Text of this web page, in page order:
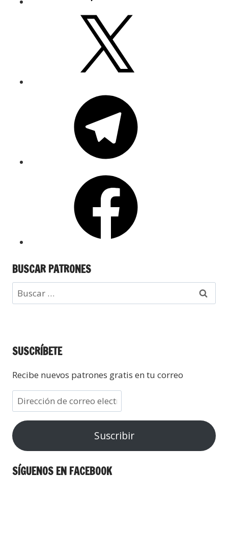
BUSCAR PATRONES
SUSCRÍBETE
Recibe nuevos patrones gratis en tu correo
Suscribir
SÍGUENOS EN FACEBOOK